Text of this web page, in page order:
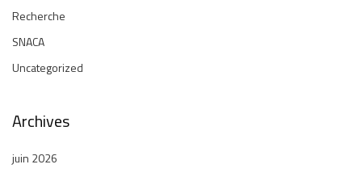
Recherche
SNACA
Uncategorized
Archives
juin 2026